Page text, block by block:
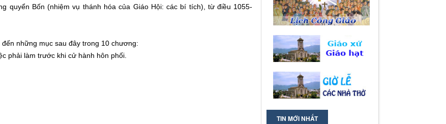
quyển Bốn (nhiệm vụ thánh hóa của Giáo Hội: các bí tích), từ điều 1055-
những mục sau đây trong 10 chương:
làm trước khi cử hành hôn phối.
TIN MỚI NHẤT